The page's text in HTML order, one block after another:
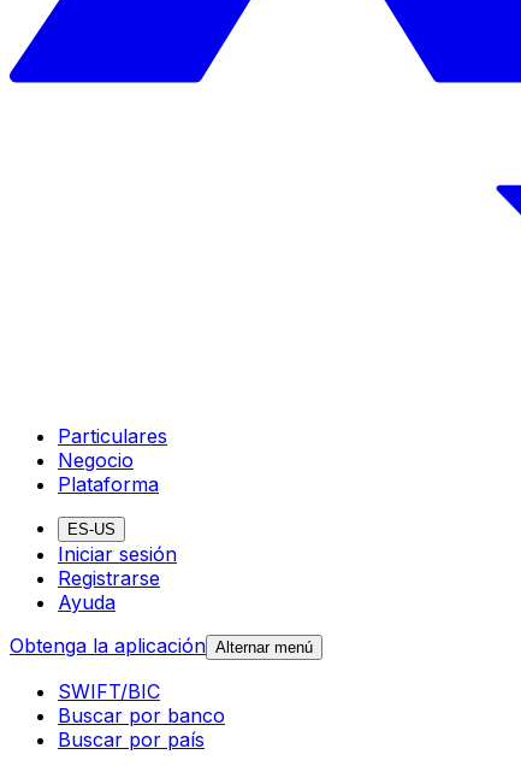
Particulares
Negocio
Plataforma
ES-US
Iniciar sesión
Registrarse
Ayuda
Obtenga la aplicación Alternar menú
SWIFT/BIC
Buscar por banco
Buscar por país